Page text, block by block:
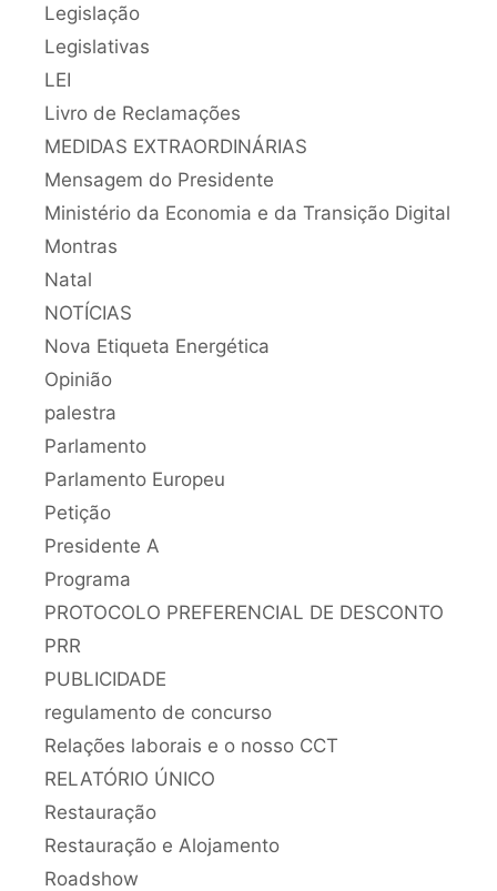
Legislação
Legislativas
LEI
Livro de Reclamações
MEDIDAS EXTRAORDINÁRIAS
Mensagem do Presidente
Ministério da Economia e da Transição Digital
Montras
Natal
NOTÍCIAS
Nova Etiqueta Energética
Opinião
palestra
Parlamento
Parlamento Europeu
Petição
Presidente A
Programa
PROTOCOLO PREFERENCIAL DE DESCONTO
PRR
PUBLICIDADE
regulamento de concurso
Relações laborais e o nosso CCT
RELATÓRIO ÚNICO
Restauração
Restauração e Alojamento
Roadshow